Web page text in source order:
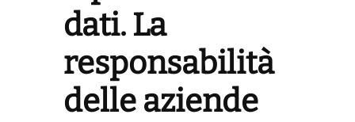
dati. La
responsabilità
delle aziende